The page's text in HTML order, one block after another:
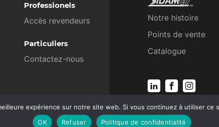
Professionels
Accès revendeurs
Particuliers
Contactez-nous
Notre histoire
Points de vente
Catalogue
expérience sur notre site web. Si vous continuez à utiliser
OK
Refuser Politique de confidentialité